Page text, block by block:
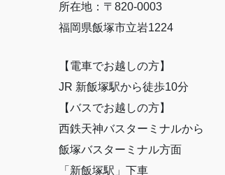
所在地：〒820-0003
福岡県飯塚市立岩1224
【電車でお越しの方】
JR 新飯塚駅から徒歩10分
【バスでお越しの方】
西鉄天神バスターミナルから
飯塚バスターミナル方面
「新飯塚駅」下車